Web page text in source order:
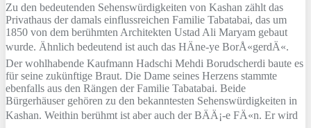
Zu den bedeutenden Sehenswürdigkeiten von Kashan zählt das
Privathaus der damals einflussreichen Familie Tabatabai, das um
1850 von dem berühmten Architekten Ustad Ali Maryam gebaut
wurde. Ähnlich bedeutend ist auch das HÄne-ye BorÅ«gerdÄ«.
Der wohlhabende Kaufmann Hadschi Mehdi Borudscherdi baute es
für seine zukünftige Braut. Die Dame seines Herzens stammte
ebenfalls aus den Rängen der Familie Tabatabai. Beide
Bürgerhäuser gehören zu den bekanntesten Sehenswürdigkeiten in
Kashan. Weithin berühmt ist aber auch der BÄÄ¡-e FÄ«n. Er wird